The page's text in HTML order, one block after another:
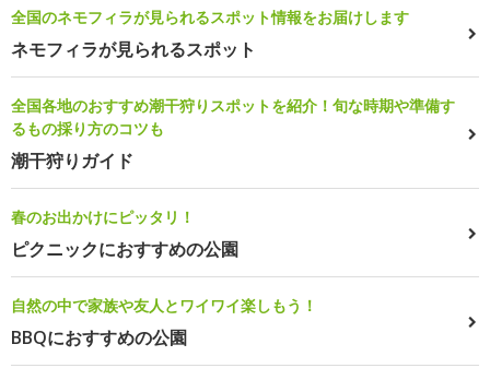
全国のネモフィラが見られるスポット情報をお届けします
ネモフィラが見られるスポット
全国各地のおすすめ潮干狩りスポットを紹介！旬な時期や準備す
るもの採り方のコツも
潮干狩りガイド
春のお出かけにピッタリ！
ピクニックにおすすめの公園
自然の中で家族や友人とワイワイ楽しもう！
BBQにおすすめの公園